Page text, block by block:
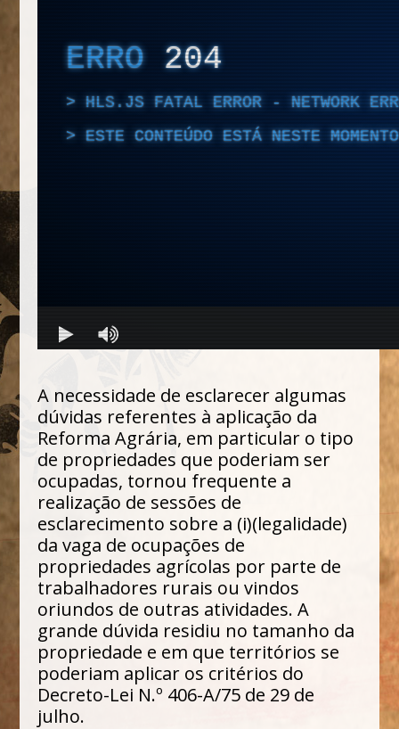
A necessidade de esclarecer algumas
dúvidas referentes à aplicação da
Reforma Agrária, em particular o tipo
de propriedades que poderiam ser
ocupadas, tornou frequente a
realização de sessões de
esclarecimento sobre a (i)(legalidade)
da vaga de ocupações de
propriedades agrícolas por parte de
trabalhadores rurais ou vindos
oriundos de outras atividades. A
grande dúvida residiu no tamanho da
propriedade e em que territórios se
poderiam aplicar os critérios do
Decreto-Lei N.º 406-A/75 de 29 de
julho.